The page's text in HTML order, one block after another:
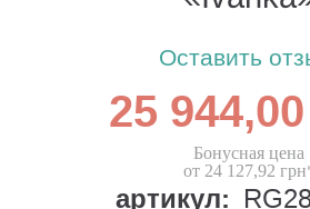
Оставить
25
Бонусная цена
от 24 127,92
артикул: